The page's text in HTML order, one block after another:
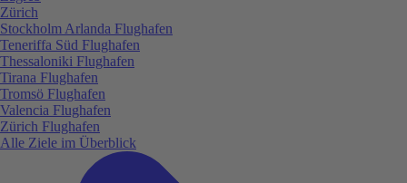
Zürich
Stockholm Arlanda Flughafen
Teneriffa Süd Flughafen
Thessaloniki Flughafen
Tirana Flughafen
Tromsö Flughafen
Valencia Flughafen
Zürich Flughafen
Alle Ziele im Überblick